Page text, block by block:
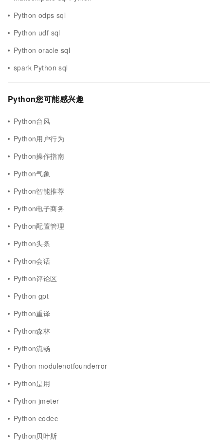
Python odps sql
Python udf sql
Python oracle sql
spark Python sql
Python您可能感兴趣
Python台风
Python用户行为
Python操作指南
Python气象
Python智能推荐
Python电子商务
Python配置管理
Python头条
Python会话
Python评论区
Python gpt
Python重译
Python森林
Python流畅
Python modulenotfounderror
Python是用
Python jmeter
Python codec
Python贝叶斯